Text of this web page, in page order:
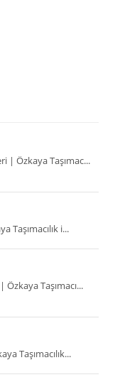
| Özkaya Taşımac...
Taşımacılık i...
Taşımacı...
Taşımacılık...